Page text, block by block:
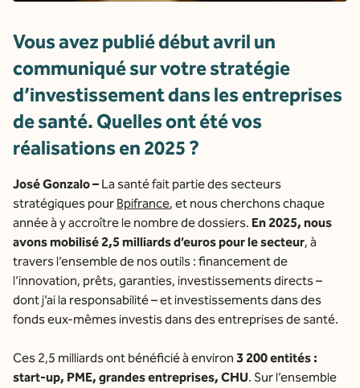
Vous avez publié début avril un
communiqué sur votre stratégie
d’investissement dans les entreprises
de santé. Quelles ont été vos
réalisations en 2025 ?
José Gonzalo – La santé fait partie des secteurs
stratégiques pour Bpifrance, et nous cherchons chaque
année à y accroître le nombre de dossiers. En 2025, nous
avons mobilisé 2,5 milliards d’euros pour le secteur, à
travers l’ensemble de nos outils : financement de
l’innovation, prêts, garanties, investissements directs –
dont j’ai la responsabilité – et investissements dans des
fonds eux-mêmes investis dans des entreprises de santé.
Ces 2,5 milliards ont bénéficié à environ 3 200 entités :
start-up, PME, grandes entreprises, CHU. Sur l’ensemble